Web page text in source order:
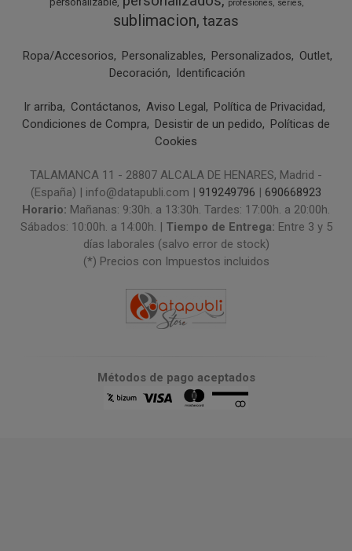
profesiones series
sublimacion tazas
Ropa/Accesorios Personalizables Personalizados
Outlet
Decoración
Identificación
Ir arriba Contáctanos Aviso Legal
Política de Privacidad
Condiciones de Compra
Desistir de un pedido
Políticas de
Cookies
TALAMANCA 11 - 28807 ALCALA DE HENARES, Madrid -
(España) | info@datapubli.com | 919249796 | 690668923
Horario: Mañanas: 9:30h. a 13:30h. Tardes: 17:00h. a 20:00h.
Sábados: 10:00h. a 14:00h. | Tiempo de Entrega: Entre 3 y 5
días laborales (salvo error de stock)
(*) Precios con Impuestos incluidos
Métodos de pago aceptados